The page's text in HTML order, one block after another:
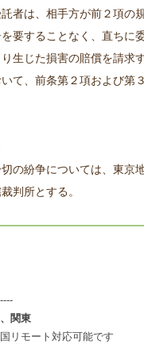
者は、相手方が前２項の
要することなく、直ちに
生じた損害の賠償を請求
て、前条第２項および第
の紛争については、東京
判所とする。
関東
リモート対応可能です